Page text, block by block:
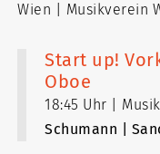
Wien Musikverein
Start up!
Oboe
18:45 Uhr
Schumann |